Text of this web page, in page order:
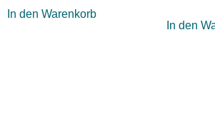
In den Warenkorb
In den